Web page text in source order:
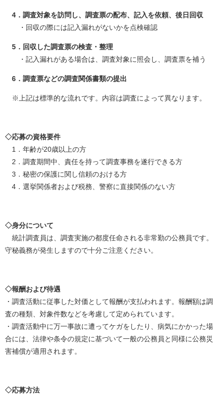
4．調査対象を訪問し、調査票の配布、記入を依頼、後日回収
・回収の際には記入漏れがないかを点検確認
5．回収した調査票の検査・整理
・記入漏れがある場合は、調査対象に照会し、調査票を補う
6．調査票などの調査関係書類の提出
※上記は標準的な流れです。内容は調査によって異なります。
◇応募の資格要件
1．年齢が20歳以上の方
2．調査期間中、責任を持って調査事務を遂行できる方
3．秘密の保護に関し信頼のおける方
4．選挙関係者および税務、警察に直接関係のない方
◇身分について
統計調査員は、調査実施の都度任命される非常勤の公務員です。
守秘義務が発生しますので十分ご注意ください。
◇報酬および待遇
・調査活動に従事した対価として報酬が支払われます。報酬額は調
査の種類、対象件数などを考慮して定められています。
・調査活動中に万一事故に遭ってケガをしたり、病気にかかった場
合には、法律や条令の規定に基づいて一般の公務員と同様に公務災
害補償が適用されます。
◇応募方法